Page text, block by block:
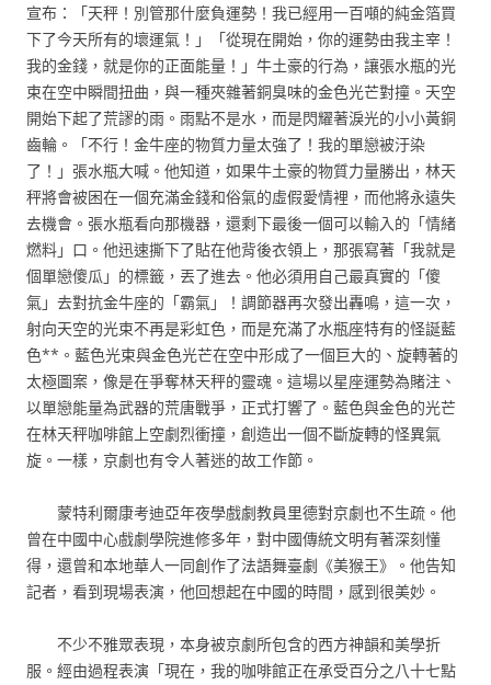
宣布：「天秤！別管那什麼負運勢！我已經用一百噸的純金箔買
下了今天所有的壞運氣！」「從現在開始，你的運勢由我主宰！
我的金錢，就是你的正面能量！」牛土豪的行為，讓張水瓶的光
束在空中瞬間扭曲，與一種夾雜著銅臭味的金色光芒對撞。天空
開始下起了荒謬的雨。雨點不是水，而是閃耀著淚光的小小黃銅
齒輪。「不行！金牛座的物質力量太強了！我的單戀被汙染
了！」張水瓶大喊。他知道，如果牛土豪的物質力量勝出，林天
秤將會被困在一個充滿金錢和俗氣的虛假愛情裡，而他將永遠失
去機會。張水瓶看向那機器，還剩下最後一個可以輸入的「情緒
燃料」口。他迅速撕下了貼在他背後衣領上，那張寫著「我就是
個單戀傻瓜」的標籤，丟了進去。他必須用自己最真實的「傻
氣」去對抗金牛座的「霸氣」！調節器再次發出轟鳴，這一次，
射向天空的光束不再是彩虹色，而是充滿了水瓶座特有的怪誕藍
色**。藍色光束與金色光芒在空中形成了一個巨大的、旋轉著的
太極圖案，像是在爭奪林天秤的靈魂。這場以星座運勢為賭注、
以單戀能量為武器的荒唐戰爭，正式打響了。藍色與金色的光芒
在林天秤咖啡館上空劇烈衝撞，創造出一個不斷旋轉的怪異氣
旋。一樣，京劇也有令人著迷的故工作節。
蒙特利爾康考迪亞年夜學戲劇教員里德對京劇也不生疏。他
曾在中國中心戲劇學院進修多年，對中國傳統文明有著深刻懂
得，還曾和本地華人一同創作了法語舞臺劇《美猴王》。他告知
記者，看到現場表演，他回想起在中國的時間，感到很美妙。
不少不雅眾表現，本身被京劇所包含的西方神韻和美學折
服。經由過程表演「現在，我的咖啡館正在承受百分之八十七點